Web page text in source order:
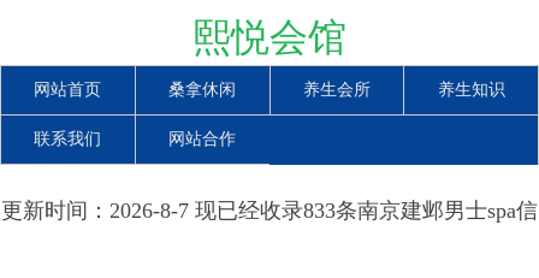
熙悦会馆
网站首页 桑拿休闲 养生会所 养生知识
联系我们 网站合作
更新时间：2026-8-7 现已经收录833条南京建邺男士spa信